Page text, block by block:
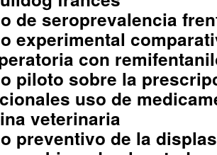
de seroprevalencia
experimental
con
piloto sobre la
uso de
veterinaria
preventivo de la